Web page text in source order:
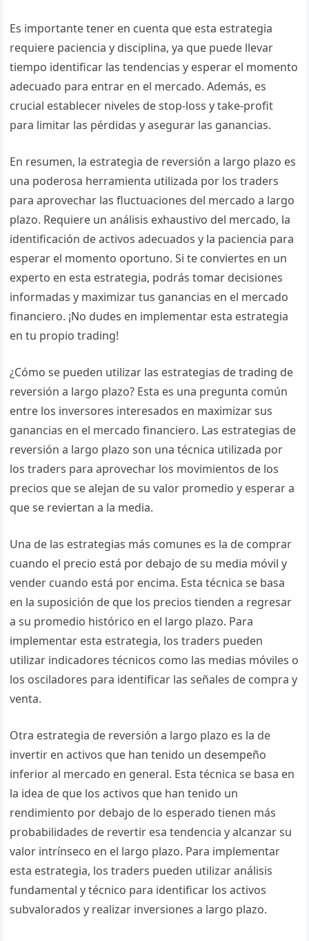
Es importante tener en cuenta que esta estrategia
requiere paciencia y disciplina, ya que puede llevar
tiempo identificar las tendencias y esperar el momento
adecuado para entrar en el mercado. Además, es
crucial establecer niveles de stop-loss y take-profit
para limitar las pérdidas y asegurar las ganancias.
En resumen, la estrategia de reversión a largo plazo es
una poderosa herramienta utilizada por los traders
para aprovechar las fluctuaciones del mercado a largo
plazo. Requiere un análisis exhaustivo del mercado, la
identificación de activos adecuados y la paciencia para
esperar el momento oportuno. Si te conviertes en un
experto en esta estrategia, podrás tomar decisiones
informadas y maximizar tus ganancias en el mercado
financiero. ¡No dudes en implementar esta estrategia
en tu propio trading!
¿Cómo se pueden utilizar las estrategias de trading de
reversión a largo plazo? Esta es una pregunta común
entre los inversores interesados en maximizar sus
ganancias en el mercado financiero. Las estrategias de
reversión a largo plazo son una técnica utilizada por
los traders para aprovechar los movimientos de los
precios que se alejan de su valor promedio y esperar a
que se reviertan a la media.
Una de las estrategias más comunes es la de comprar
cuando el precio está por debajo de su media móvil y
vender cuando está por encima. Esta técnica se basa
en la suposición de que los precios tienden a regresar
a su promedio histórico en el largo plazo. Para
implementar esta estrategia, los traders pueden
utilizar indicadores técnicos como las medias móviles o
los osciladores para identificar las señales de compra y
venta.
Otra estrategia de reversión a largo plazo es la de
invertir en activos que han tenido un desempeño
inferior al mercado en general. Esta técnica se basa en
la idea de que los activos que han tenido un
rendimiento por debajo de lo esperado tienen más
probabilidades de revertir esa tendencia y alcanzar su
valor intrínseco en el largo plazo. Para implementar
esta estrategia, los traders pueden utilizar análisis
fundamental y técnico para identificar los activos
subvalorados y realizar inversiones a largo plazo.